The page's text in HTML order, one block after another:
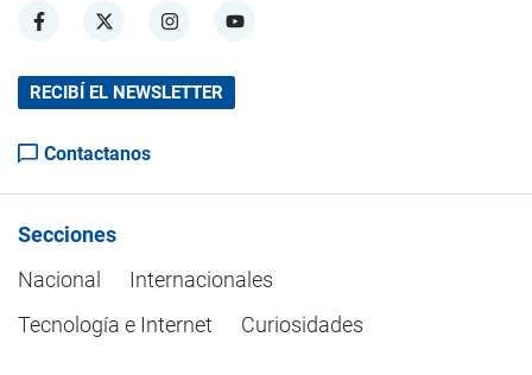
RECIBÍ EL NEWSLETTER
Contactanos
Secciones
Nacional
Internacionales
Tecnología e Internet
Curiosidades